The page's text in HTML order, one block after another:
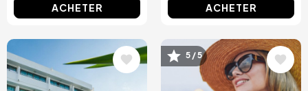
ACHETER ACHETER
Image Image
5 / 5